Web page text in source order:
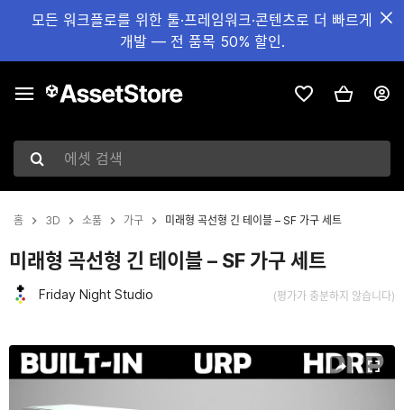
모든 워크플로를 위한 툴·프레임워크·콘텐츠로 더 빠르게
개발 — 전 품목 50% 할인.
에셋 검색
홈 3D 소품 가구 미래형 곡선형 긴 테이블 – SF 가구 세트
미래형 곡선형 긴 테이블 – SF 가구 세트
Friday Night Studio (평가가 충분하지 않습니다)
현재 슬라이드: 1 / 13